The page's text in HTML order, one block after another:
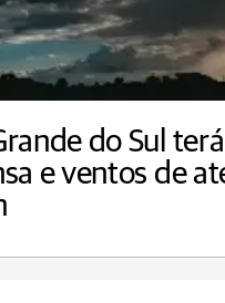
do Sul
e ventos de